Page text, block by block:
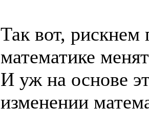
Так вот, рискнем
математике
И уж на основе
изменении